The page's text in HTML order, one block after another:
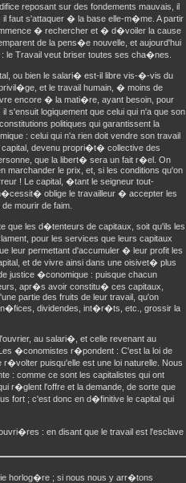
reposant sur des fondements mauvais, il
faut s'attaquer � la base elle-m�me. A partir
� rechercher et � d�voiler la cause
de la pens�e nouvelle, et aujourd'hui
le Travail veut briser toutes ses cha�nes.
ou bien le salari� est-il libre vis-�-vis du
et le travail humain, � moins de
encore � la mati�re, ayant besoin, pour
logiquement que celui qui n'a que son
politiques qui garantissent la
: celui qui n'a rien doit vendre son travail
capital, devenu propri�t� collective des
que la libert� sera un fait r�el. On
marchander le prix, et, si les conditions qu'on
! Le capital, �tant le seigneur tout-
oblige le travailleur � accepter les
mourir de faim.
que les d�tenteurs de capitaux, soit qu'ils les
pour les services que leurs capitaux
leur permettant d'accumuler � leur profit les
et de vivre ainsi dans une oisivet� plus
justice �conomique : puisque chacun
apr�s avoir constitu� ces capitaux,
partie des fruits de leur travail, qu'on
dividendes, int�r�ts, etc., grossir la
au salari�, et celle revenant au
�conomistes r�pondent : C'est la loi de
r�volter puisqu'elle est une loi naturelle. Nous
: comme ce sont les capitalistes qui ont
r�glent l'offre et la demande, de sorte que
fort ; c'est donc en d�finitive le capital qui
: en disant que le travail est l'esclave
horlog�re ; si nous nous y arr�tons